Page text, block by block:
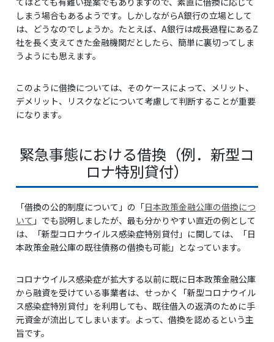
しまう場合もあるようです。しかしながらA銀行の立場として
は、どうなのでしょうか。たとえば、A銀行は成長過程にあるZ
社を長く支えてきた金融機関だとしたら、簡単に裏切ってしま
うようにも思えます。
このように借換については、そのケースによって、メリット、
デメリット、リスクなどについて考慮して判断することが重要
になります。
緊急事態における借換（例．新型コ
ロナ特別貸付）
「借換の公的制度について」の「日本政策金融公庫の借換につ
いて 」でも説明しましたが、最も分かりやすい直近の例として
は、「新型コロナウイルス感染症特別貸付」に関しては、「日
本政策金融公庫の既往債務の借換も可能」となっています。
コロナウイルス感染症が拡大する以前に既に日本政策金融公庫
から融資を受けている事業者は、せっかく「新型コロナウイル
ス感染症特別貸付」を利用しても、既往借入の返済のために手
元資金が流出してしまいます。よって、借換を認めるという主
旨です。